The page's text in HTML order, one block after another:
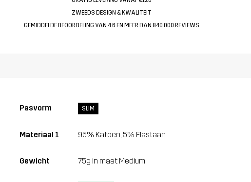
ZWEEDS DESIGN & KWALITEIT
GEMIDDELDE BEOORDELING VAN 4.6 EN MEER DAN 840.000 REVIEWS
Pasvorm SLIM
Materiaal 1 95% Katoen, 5% Elastaan
Gewicht 75g in maat Medium